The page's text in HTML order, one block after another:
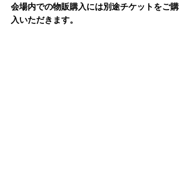
会場内での物販購入には別途チケットをご購
入いただきます。